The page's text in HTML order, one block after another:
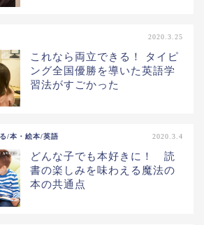
2020.3.25
これなら両立できる！ タイピ
ング全国優勝を導いた英語学
習法がすごかった
/本・絵本/英語 2020.3.4
どんな子でも本好きに！ 読
書の楽しみを味わえる魔法の
本の共通点